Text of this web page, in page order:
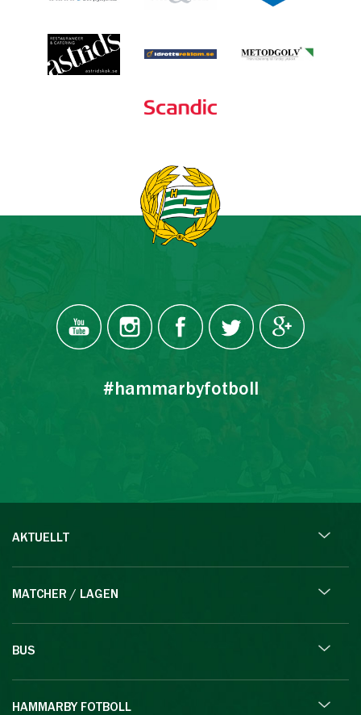
#hammarbyfotboll
AKTUELLT
MATCHER / LAGEN
BUS
HAMMARBY FOTBOLL